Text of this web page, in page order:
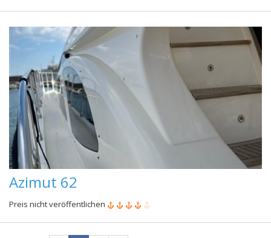
Azimut 62
Preis nicht veröffentlichen